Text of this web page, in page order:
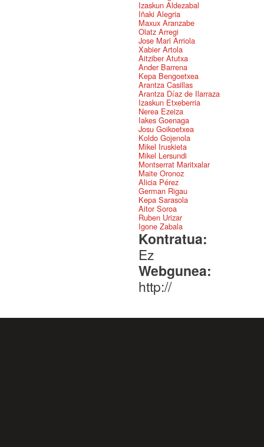
Izaskun Aldezabal
Iñaki Alegria
Maxux Aranzabe
Olatz Arregi
Jose Mari Arriola
Xabier Artola
Aitziber Atutxa
Ander Barrena
Kepa Bengoetxea
Arantza Casillas
Arantza Díaz de Ilarraza
Izaskun Etxeberria
Nerea Ezeiza
Iakes Goenaga
Josu Goikoetxea
Koldo Gojenola
Mikel Iruskieta
Mikel Lersundi
Montserrat Maritxalar
Maite Oronoz
Alicia Pérez
German Rigau
Kepa Sarasola
Aitor Soroa
Ruben Urizar
Igone Zabala
Kontratua:
Ez
Webgunea:
http://